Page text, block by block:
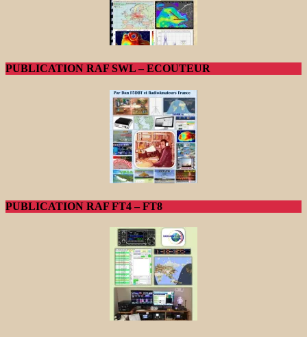
PUBLICATION RAF SWL – ECOUTEUR
PUBLICATION RAF FT4 – FT8